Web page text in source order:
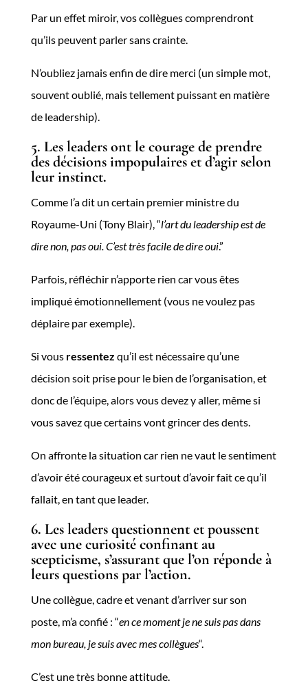
Par un effet miroir, vos collègues comprendront
qu’ils peuvent parler sans crainte.
N’oubliez jamais enfin de dire merci (un simple mot,
souvent oublié, mais tellement puissant en matière
de leadership).
5. Les leaders ont le courage de prendre
des décisions impopulaires et d’agir selon
leur instinct.
Comme l’a dit un certain premier ministre du
Royaume-Uni (Tony Blair), “l’art du leadership est de
dire non, pas oui. C’est très facile de dire oui.”
Parfois, réfléchir n’apporte rien car vous êtes
impliqué émotionnellement (vous ne voulez pas
déplaire par exemple).
Si vous ressentez qu’il est nécessaire qu’une
décision soit prise pour le bien de l’organisation, et
donc de l’équipe, alors vous devez y aller, même si
vous savez que certains vont grincer des dents.
On affronte la situation car rien ne vaut le sentiment
d’avoir été courageux et surtout d’avoir fait ce qu’il
fallait, en tant que leader.
6. Les leaders questionnent et poussent
avec une curiosité confinant au
scepticisme, s’assurant que l’on réponde à
leurs questions par l’action.
Une collègue, cadre et venant d’arriver sur son
poste, m’a confié : “en ce moment je ne suis pas dans
mon bureau, je suis avec mes collègues“.
C’est une très bonne attitude.